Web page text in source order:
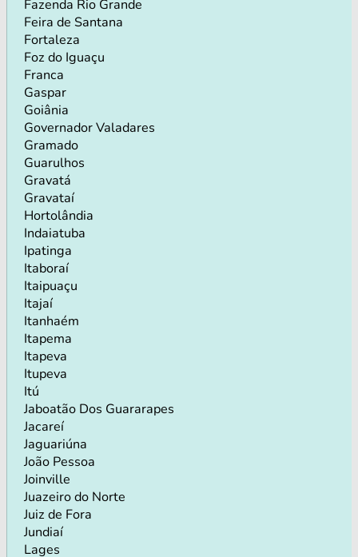
Fazenda Rio Grande
Feira de Santana
Fortaleza
Foz do Iguaçu
Franca
Gaspar
Goiânia
Governador Valadares
Gramado
Guarulhos
Gravatá
Gravataí
Hortolândia
Indaiatuba
Ipatinga
Itaboraí
Itaipuaçu
Itajaí
Itanhaém
Itapema
Itapeva
Itupeva
Itú
Jaboatão Dos Guararapes
Jacareí
Jaguariúna
João Pessoa
Joinville
Juazeiro do Norte
Juiz de Fora
Jundiaí
Lages